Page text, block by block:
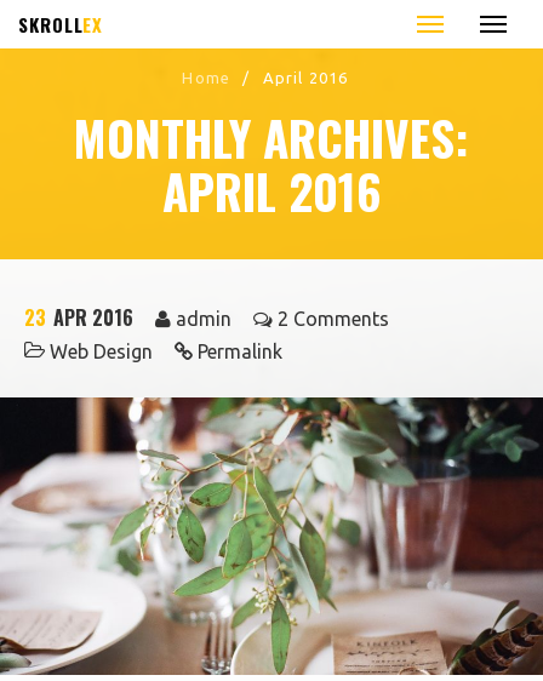
SKROLLEX
Home / April 2016
MONTHLY ARCHIVES:
APRIL 2016
23 APR 2016 admin
2 Comments
Web Design
Permalink